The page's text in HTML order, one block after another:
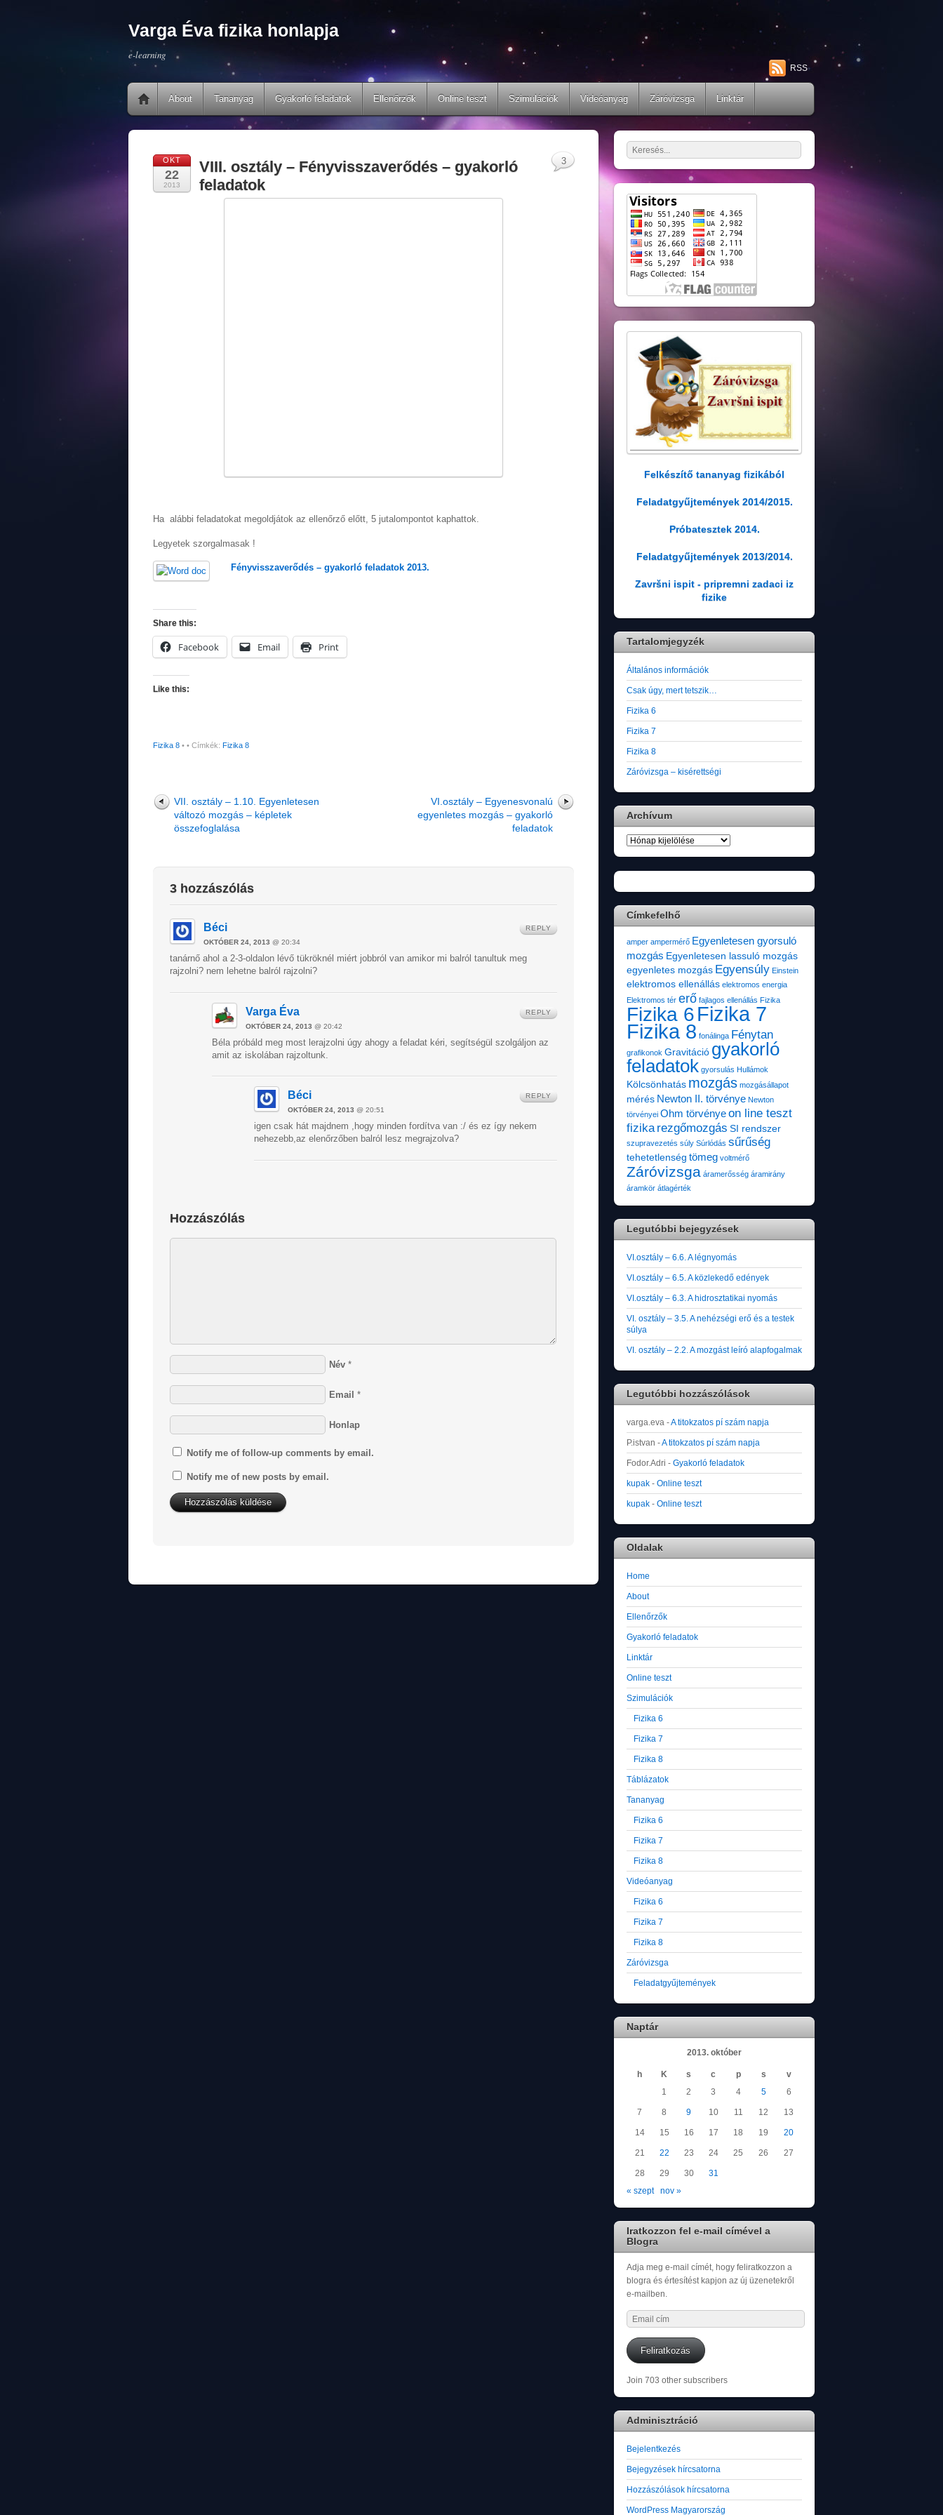
Varga Éva fizika honlapja
e-learning
RSS
About Tananyag Gyakorló feladatok Ellenőrzők Online teszt Szimulációk Videóanyag Záróvizsga Linktár
OKT
22
2013
VIII. osztály – Fényvisszaverődés – gyakorló
feladatok
Ha alábbi feladatokat megoldjátok az ellenőrző előtt, 5 jutalompontot kaphattok.
Legyetek szorgalmasak !
Fényvisszaverődés – gyakorló feladatok 2013.
Share this:
Facebook Email Print
Like this:
Fizika 8 •
3
• Címkék: Fizika 8
VII. osztály – 1.10. Egyenletesen
változó mozgás – képletek
összefoglalása
VI.osztály – Egyenesvonalú
egyenletes mozgás – gyakorló
feladatok
3 hozzászólás
Béci
OKTÓBER 24, 2013 @ 20:34
tanárnő ahol a 2-3-oldalon lévő tükröknél miért jobbról van amikor mi balról tanultuk meg
rajzolni? nem lehetne balról rajzolni?
REPLY
Varga Éva
OKTÓBER 24, 2013 @ 20:42
Béla próbáld meg most lerajzolni úgy ahogy a feladat kéri, segítségül szolgáljon az
amit az iskolában rajzoltunk.
REPLY
Béci
OKTÓBER 24, 2013 @ 20:51
igen csak hát majdnem ,hogy minden fordítva van :/ és ez így nekem
nehezebb,az elenőrzőben balról lesz megrajzolva?
REPLY
Hozzászólás
Név *
Email *
Honlap
Notify me of follow-up comments by email.
Notify me of new posts by email.
Felkészítő tananyag fizikából
Feladatgyűjtemények 2014/2015.
Próbatesztek 2014.
Feladatgyűjtemények 2013/2014.
Završni ispit - pripremni zadaci iz
fizike
Tartalomjegyzék
Általános információk
Csak úgy, mert tetszik…
Fizika 6
Fizika 7
Fizika 8
Záróvizsga – kisérettségi
Archívum
Archívum
Címkefelhő
amper ampermérő Egyenletesen gyorsuló
mozgás Egyenletesen lassuló mozgás
egyenletes mozgás Egyensúly Einstein
elektromos ellenállás elektromos energia
Elektromos tér erő fajlagos ellenállás Fizika
Fizika 6Fizika 7
Fizika 8 fonálinga Fénytan
grafikonok Gravitáció gyakorló
feladatok gyorsulás Hullámok
Kölcsönhatás mozgás mozgásállapot
mérés Newton II. törvénye Newton
törvényei Ohm törvényeon line teszt
fizika rezgőmozgás SI rendszer
szupravezetés súly Súrlódás sűrűség
tehetetlenség tömeg voltmérő
Záróvizsga áramerősség áramirány
áramkör átlagérték
Legutóbbi bejegyzések
VI.osztály – 6.6. A légnyomás
VI.osztály – 6.5. A közlekedő edények
VI.osztály – 6.3. A hidrosztatikai nyomás
VI. osztály – 3.5. A nehézségi erő és a testek
súlya
VI. osztály – 2.2. A mozgást leíró alapfogalmak
Legutóbbi hozzászólások
varga.eva -A titokzatos pí szám napja
P.istvan -A titokzatos pí szám napja
Fodor.Adri - Gyakorló feladatok
kupak - Online teszt
kupak - Online teszt
Oldalak
Home
About
Ellenőrzők
Gyakorló feladatok
Linktár
Online teszt
Szimulációk
Fizika 6
Fizika 7
Fizika 8
Táblázatok
Tananyag
Fizika 6
Fizika 7
Fizika 8
Videóanyag
Fizika 6
Fizika 7
Fizika 8
Záróvizsga
Feladatgyűjtemények
Naptár
2013. október
h K s c p s
v
1
2 3 4 5 6
7 8 9 10 11 12 13
14 15 16 17 18 19 20
21 22 23 24 25 26 27
28 29 30
31
« szept
nov »
Iratkozzon fel e-mail címével a
Blogra
Adja meg e-mail címét, hogy feliratkozzon a
blogra és értesítést kapjon az új üzenetekről
e-mailben.
Email
cím
Feliratkozás
Join 703 other subscribers
Adminisztráció
Bejelentkezés
Bejegyzések hírcsatorna
Hozzászólások hírcsatorna
WordPress Magyarország